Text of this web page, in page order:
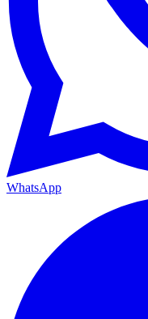
WhatsApp